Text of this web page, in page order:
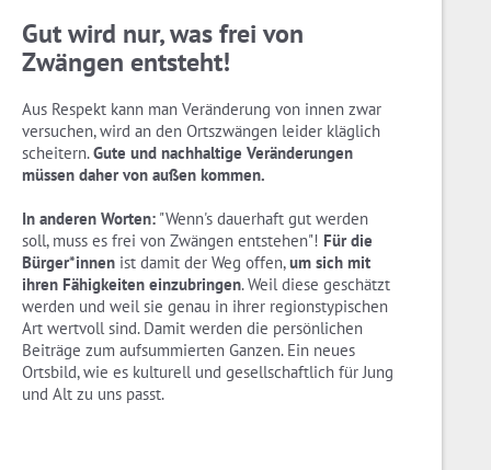
Gut wird nur, was frei von
Zwängen entsteht!
Aus Respekt kann man Veränderung von innen zwar
versuchen, wird an den Ortszwängen leider kläglich
scheitern.Gute und nachhaltige Veränderungen
müssen daher von außen kommen.
In anderen Worten: "Wenn's dauerhaft gut werden
soll, muss es frei von Zwängen entstehen"! Für die
Bürger*innen ist damit der Weg offen,um sich mit
ihren Fähigkeiten einzubringen. Weil diese geschätzt
werden und weil sie genau in ihrer regionstypischen
Art wertvoll sind. Damit werden die persönlichen
Beiträge zum aufsummierten Ganzen. Ein neues
Ortsbild, wie es kulturell und gesellschaftlich für Jung
und Alt zu uns passt.